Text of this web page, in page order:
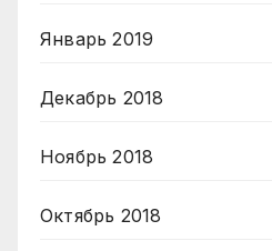
Январь 2019
Декабрь 2018
Ноябрь 2018
Октябрь 2018